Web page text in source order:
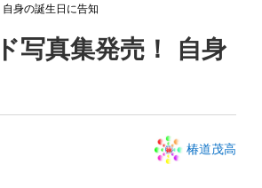
身の誕生日に告知
写真集発売！ 自身
椿道茂高